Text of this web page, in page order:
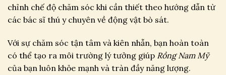
chỉnh chế độ chăm sóc khi cần thiết theo hướng dẫn từ
các bác sĩ thú y chuyên về động vật bò sát.
Với sự chăm sóc tận tâm và kiên nhẫn, bạn hoàn toàn
có thể tạo ra môi trường lý tưởng giúp Rồng Nam Mỹ
của bạn luôn khỏe mạnh và tràn đầy năng lượng.